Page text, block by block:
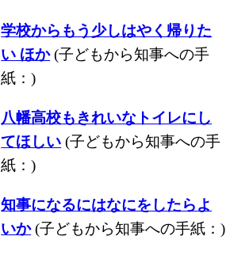
学校からもう少しはやく帰りた
い ほか (子どもから知事への手
紙：)
八幡高校もきれいなトイレにし
てほしい (子どもから知事への手
紙：)
知事になるにはなにをしたらよ
いか (子どもから知事への手紙：)